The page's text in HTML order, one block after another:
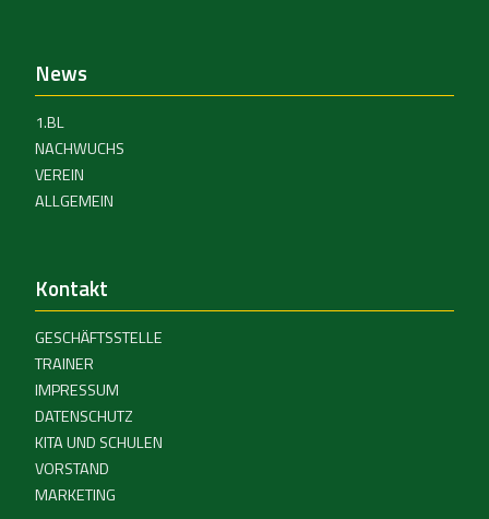
News
1.BL
NACHWUCHS
VEREIN
ALLGEMEIN
Kontakt
GESCHÄFTSSTELLE
TRAINER
IMPRESSUM
DATENSCHUTZ
KITA UND SCHULEN
VORSTAND
MARKETING